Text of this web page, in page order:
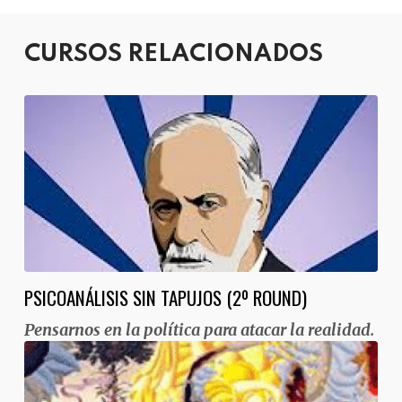
CURSOS RELACIONADOS
PSICOANÁLISIS SIN TAPUJOS (2º ROUND)
Pensarnos en la política para atacar la realidad.